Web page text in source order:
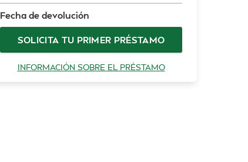
Fecha de devolución
SOLICITA TU PRIMER PRÉSTAMO
INFORMACIÓN SOBRE EL PRÉSTAMO